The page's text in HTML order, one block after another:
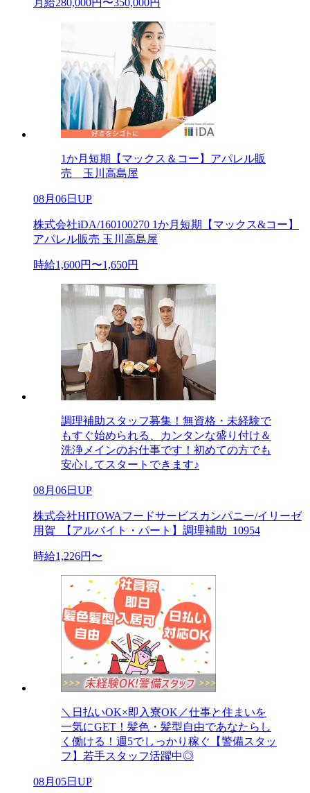
月給280,000円〜350,000円
1か月短期【マックス＆コー】アパレル販
売 玉川高島屋
08月06日UP
株式会社iDA/160100270 1か月短期【マックス&コー】
アパレル販売 玉川高島屋
時給1,600円〜1,650円
調理補助スタッフ募集！無資格・未経験で
もすぐ始められる、カンタンな盛り付け＆
洗浄メインのお仕事です！初めての方でも
安心してスタートできます♪
08月06日UP
株式会社HITOWAフードサービスカンパニー/イリーゼ
用賀_【アルバイト・パート】調理補助_10954
時給1,226円〜
＼日払いOK×即入寮OK／仕事と住まいを
一気にGET！髪色・髪型自由であなたらし
く働ける！週5でしっかり稼ぐ【警備スタッ
フ】若手スタッフ活躍中◎
08月05日UP